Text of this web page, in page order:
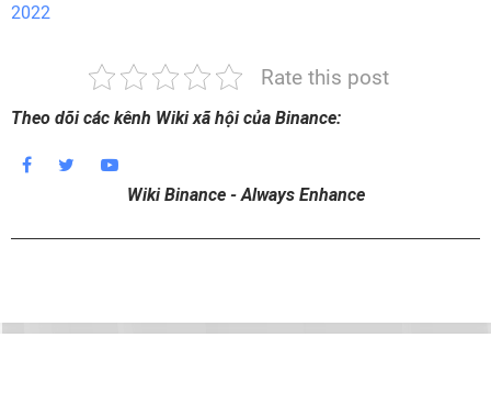
2022
Rate this post
Theo dõi các kênh Wiki xã hội của Binance:
Wiki Binance - Always Enhance